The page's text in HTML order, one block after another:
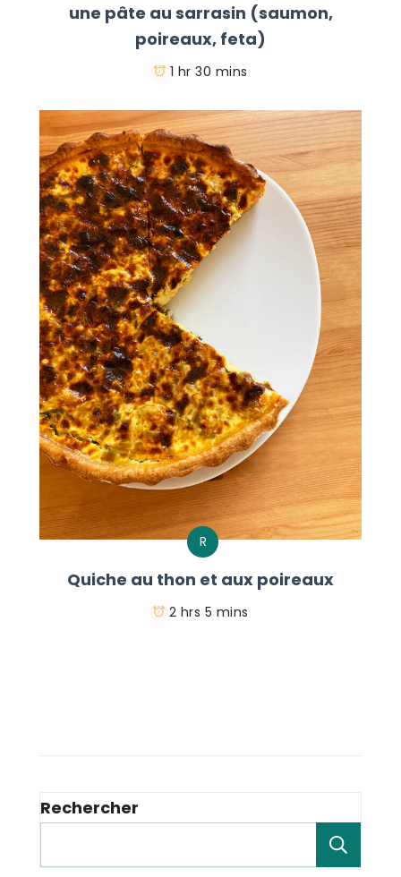
une pâte au sarrasin (saumon,
poireaux, feta)
1 hr 30 mins
R
Quiche au thon et aux poireaux
2 hrs 5 mins
Rechercher